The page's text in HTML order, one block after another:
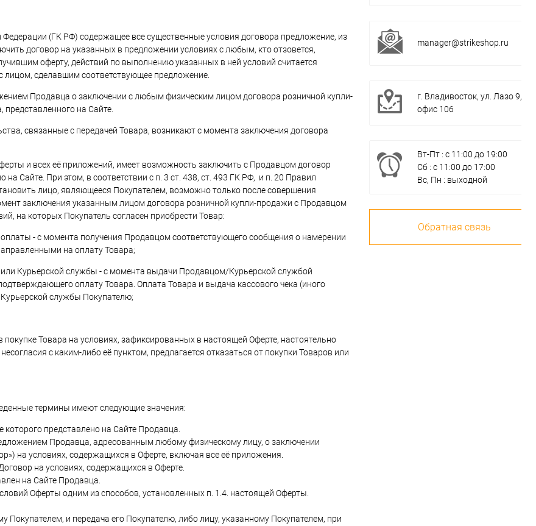
Федерации (ГК РФ) содержащее все существенные условия договора предложение, из
договор на указанных в предложении условиях с любым, кто отзовется,
оферту, действий по выполнению указанных в ней условий считается
сделавшим соответствующее предложение.
Продавца о заключении с любым физическим лицом договора розничной купли-
на Сайте.
связанные с передачей Товара, возникают с момента заключения договора
и всех её приложений, имеет возможность заключить с Продавцом договор
Сайте. При этом, в соответствии с п. 3 ст. 438, ст. 493 ГК РФ, и п. 20 Правил
лицо, являющееся Покупателем, возможно только после совершения
заключения указанным лицом договора розничной купли-продажи с Продавцом
на которых Покупатель согласен приобрести Товар:
- с момента получения Продавцом соответствующего сообщения о намерении
на оплату Товара;
Курьерской службы - с момента выдачи Продавцом/Курьерской службой
оплату Товара. Оплата Товара и выдача кассового чека (иного
службы Покупателю;
Товара на условиях, зафиксированных в настоящей Оферте, настоятельно
с каким-либо её пунктом, предлагается отказаться от покупки Товаров или
термины имеют следующие значения:
представлено на Сайте Продавца.
Продавца, адресованным любому физическому лицу, о заключении
на условиях, содержащихся в Оферте, включая все её приложения.
на условиях, содержащихся в Оферте.
на Сайте Продавца.
Оферты одним из способов, установленных п. 1.4. настоящей Оферты.
Покупателем, и передача его Покупателю, либо лицу, указанному Покупателем, при
manager@strikeshop.ru
г. Владивосток, ул. Лазо 9,
офис 106
Вт-Пт : с 11:00 до 19:00
Сб : с 11:00 до 17:00
Вс, Пн : выходной
Обратная связь